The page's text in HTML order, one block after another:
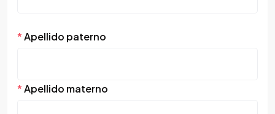
*Apellido paterno
*Apellido materno